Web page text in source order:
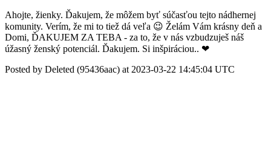
Ahojte, žienky. Ďakujem, že môžem byť súčasťou tejto nádhernej
komunity. Verím, že mi to tiež dá veľa 😉 Želám Vám krásny deň a
Domi, ĎAKUJEM ZA TEBA - za to, že v nás vzbudzuješ náš
úžasný ženský potenciál. Ďakujem. Si inšpiráciou.. ❤
Posted by Deleted (95436aac) at 2023-03-22 14:45:04 UTC